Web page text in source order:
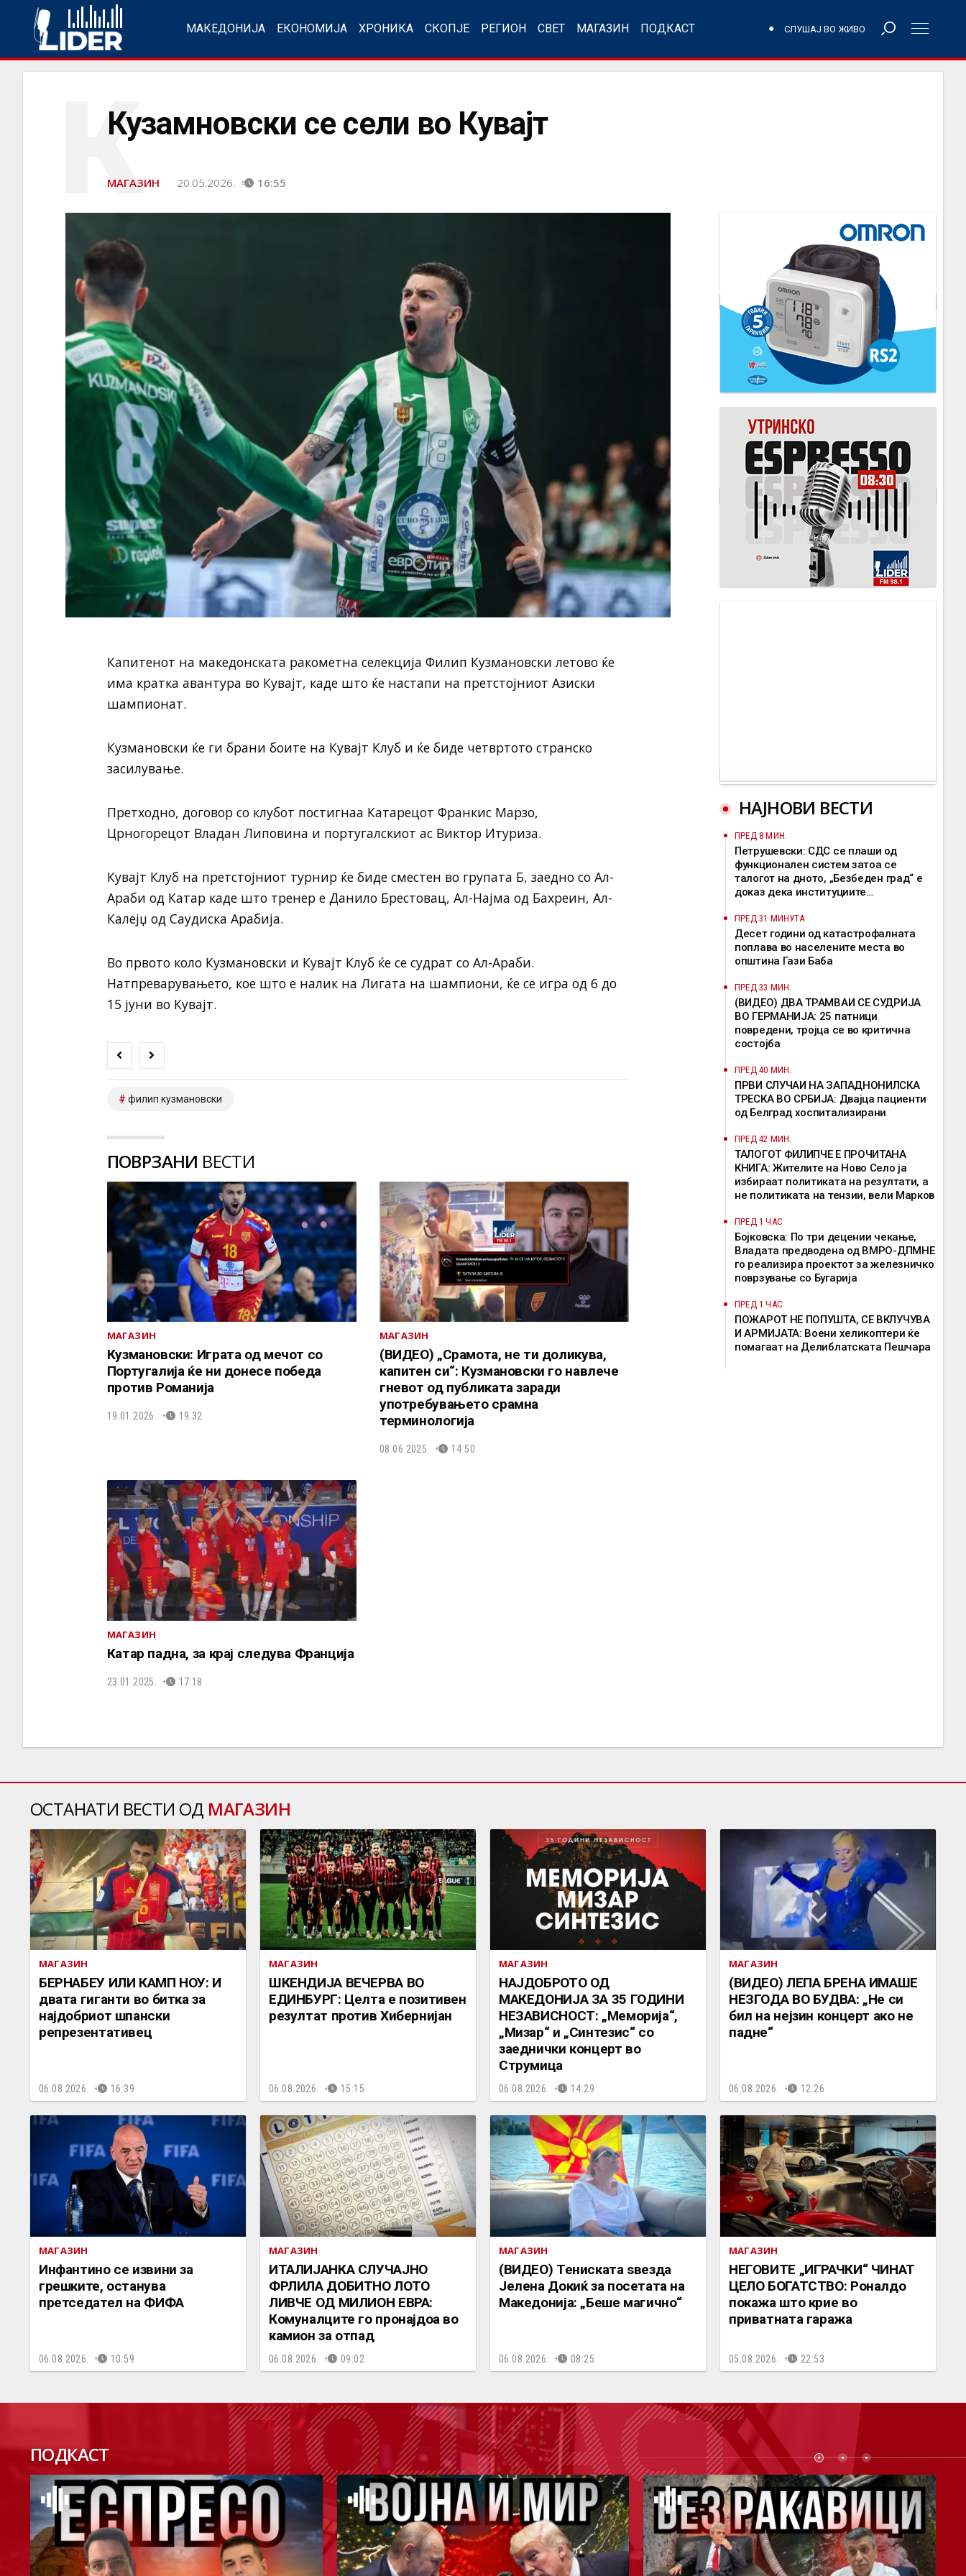
МАКЕДОНИЈА ЕКОНОМИЈА ХРОНИКА СКОПЈЕ РЕГИОН СВЕТ МАГАЗИН ПОДКАСТ СЛУШАЈ ВО ЖИВО
Кузамновски се сели во Кувајт
К
МАГАЗИН 20.05.2026. 16:55
Капитенот на македонската ракометна селекција Филип Кузмановски летово ќе
има кратка авантура во Кувајт, каде што ќе настапи на претстојниот Азиски
шампионат.
Кузмановски ќе ги брани боите на Кувајт Клуб и ќе биде четвртото странско
засилување.
Претходно, договор со клубот постигнаа Катарецот Франкис Марзо,
Црногорецот Владан Липовина и португалскиот ас Виктор Итуриза.
Кувајт Клуб на претстојниот турнир ќе биде сместен во групата Б, заедно со Ал-
Араби од Катар каде што тренер е Данило Брестовац, Ал-Најма од Бахреин, Ал-
Калејџ од Саудиска Арабија.
Во првото коло Кузмановски и Кувајт Клуб ќе се судрат со Ал-Араби.
Натпреварувањетo, кое што е налик на Лигата на шампиони, ќе се игра од 6 до
15 јуни во Кувајт.
филип кузмановски
ПОВРЗАНИ ВЕСТИ
МАГАЗИН
Кузмановски: Играта од мечот со
Португалија ќе ни донесе победа
против Романија
19.01.2026. 19:32
МАГАЗИН
(ВИДЕО) „Срамота, не ти доликува,
капитен си“: Кузмановски го навлече
гневот од публиката заради
употребувањето срамна
терминологија
08.06.2025. 14:50
МАГАЗИН
Катар падна, за крај следува Франција
23.01.2025. 17:18
НАЈНОВИ ВЕСТИ
ПРЕД 8 МИН.
Петрушевски: СДС се плаши од
функционален систем затоа се
талогот на дното, „Безбеден град“ е
доказ дека институциите
ПРЕД 31 МИНУТА
Десет години од катастрофалната
поплава во населените места во
општина Гази Баба
ПРЕД 33 МИН.
(ВИДЕО) ДВА ТРАМВАИ СЕ СУДРИЈА
ВО ГЕРМАНИЈА: 25 патници
повредени, тројца се во критична
состојба
ПРЕД 40 МИН.
ПРВИ СЛУЧАИ НА ЗАПАДНОНИЛСКА
ТРЕСКА ВО СРБИЈА: Двајца пациенти
од Белград хоспитализирани
ПРЕД 42 МИН.
ТАЛОГОТ ФИЛИПЧЕ Е ПРОЧИТАНА
КНИГА: Жителите на Ново Село ја
избираат политиката на резултати, а
не политиката на тензии, вели Марков
ПРЕД 1 ЧАС
Бојковска: По три децении чекање,
Владата предводена од ВМРО-ДПМНЕ
го реализира проектот за железничко
поврзување со Бугарија
ПРЕД 1 ЧАС
ПОЖАРОТ НЕ ПОПУШТА, СЕ ВКЛУЧУВА
И АРМИЈАТА: Воени хеликоптери ќе
помагаат на Делиблатската Пешчара
ОСТАНАТИ ВЕСТИ ОД МАГАЗИН
МАГАЗИН
БЕРНАБЕУ ИЛИ КАМП НОУ: И
двата гиганти во битка за
најдобриот шпански
репрезентативец
06.08.2026. 16:39
МАГАЗИН
ШКЕНДИЈА ВЕЧЕРВА ВО
ЕДИНБУРГ: Целта е позитивен
резултат против Хибернијан
06.08.2026. 15:15
МАГАЗИН
НАЈДОБРОТО ОД
МАКЕДОНИЈА ЗА 35 ГОДИНИ
НЕЗАВИСНОСТ: „Меморија“,
„Мизар“ и „Синтезис“ со
заеднички концерт во
Струмица
06.08.2026. 14:29
МАГАЗИН
(ВИДЕО) ЛЕПА БРЕНА ИМАШЕ
НЕЗГОДА ВО БУДВА: „Не си
бил на нејзин концерт ако не
падне“
06.08.2026. 12:26
МАГАЗИН
Инфантино се извини за
грешките, останува
претседател на ФИФА
06.08.2026. 10:59
МАГАЗИН
ИТАЛИЈАНКА СЛУЧАЈНО
ФРЛИЛА ДОБИТНО ЛОТО
ЛИВЧЕ ОД МИЛИОН ЕВРА:
Комуналците го пронајдоа во
камион за отпад
06.08.2026. 09:02
МАГАЗИН
(ВИДЕО) Тениската ѕвезда
Јелена Докиќ за посетата на
Македонија: „Беше магично“
06.08.2026. 08:25
МАГАЗИН
НЕГОВИТЕ „ИГРАЧКИ“ ЧИНАТ
ЦЕЛО БОГАТСТВО: Роналдо
покажа што крие во
приватната гаража
05.08.2026. 22:53
ПОДКАСТ ПОДКАСТ